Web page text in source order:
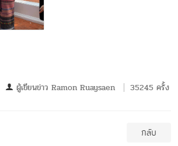
ผู้เขียนข่าว Ramon Ruaysaen 35245 ครั้ง
กลับ